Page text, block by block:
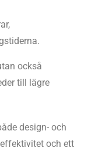
också
till lägre
design- och
och ett